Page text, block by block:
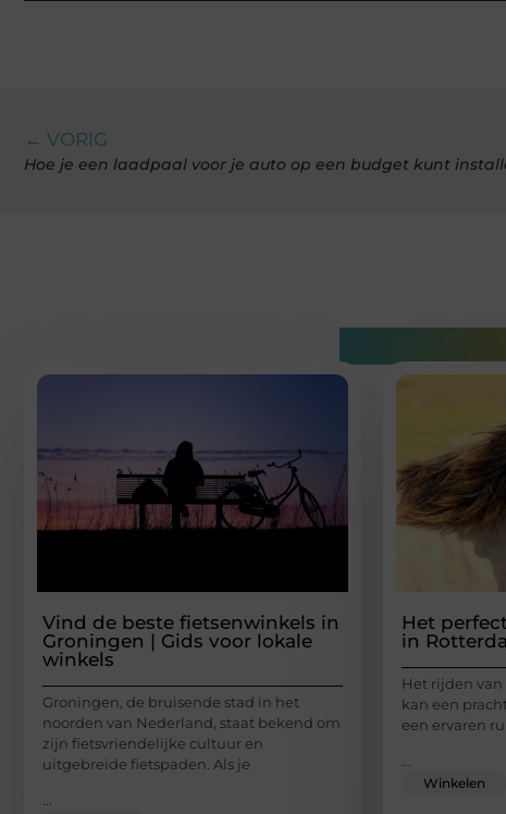
← VORIG
Hoe je een laadpaal voor je auto op een budget kunt
Vind de beste fietsenwinkels in
Groningen | Gids voor lokale
winkels
Groningen, de bruisende stad in het
noorden van Nederland, staat bekend om
zijn fietsvriendelijke cultuur en
uitgebreide fietspaden. Als je
...
Het
in
Het rijden
kan een
een ervaren
...
Winkelen